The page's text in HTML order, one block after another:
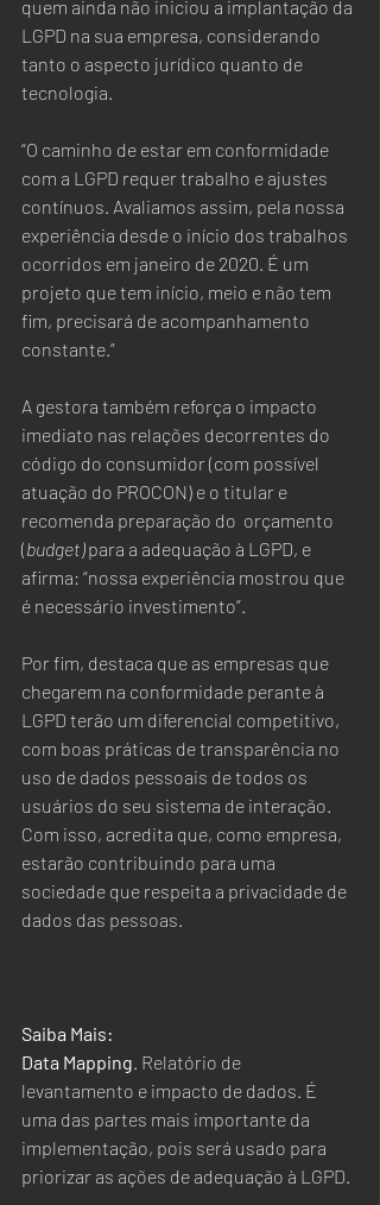
quem ainda não iniciou a implantação da
LGPD na sua empresa, considerando
tanto o aspecto jurídico quanto de
tecnologia.
“O caminho de estar em conformidade
com a LGPD requer trabalho e ajustes
contínuos. Avaliamos assim, pela nossa
experiência desde o início dos trabalhos
ocorridos em janeiro de 2020. É um
projeto que tem início, meio e não tem
fim, precisará de acompanhamento
constante.”
A gestora também reforça o impacto
imediato nas relações decorrentes do
código do consumidor (com possível
atuação do PROCON) e o titular e
recomenda preparação do  orçamento
(budget) para a adequação à LGPD, e
afirma: “nossa experiência mostrou que
é necessário investimento”.
Por fim, destaca que as empresas que
chegarem na conformidade perante à
LGPD terão um diferencial competitivo,
com boas práticas de transparência no
uso de dados pessoais de todos os
usuários do seu sistema de interação.
Com isso, acredita que, como empresa,
estarão contribuindo para uma
sociedade que respeita a privacidade de
dados das pessoas.
Saiba Mais:
Data Mapping. Relatório de
levantamento e impacto de dados. É
uma das partes mais importante da
implementação, pois será usado para
priorizar as ações de adequação à LGPD.